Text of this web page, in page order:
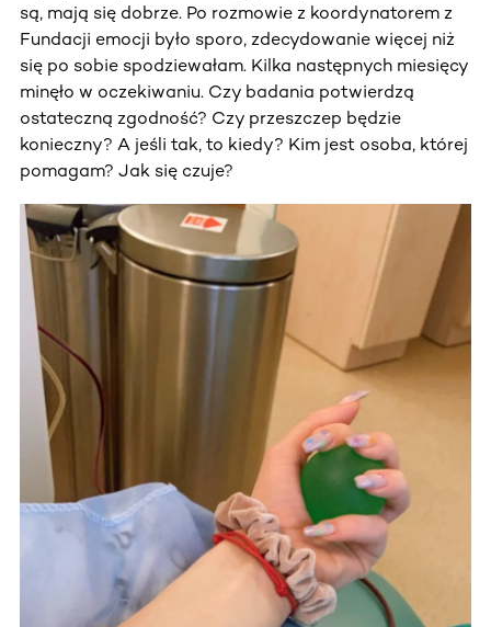
są, mają się dobrze. Po rozmowie z koordynatorem z
Fundacji emocji było sporo, zdecydowanie więcej niż
się po sobie spodziewałam. Kilka następnych miesięcy
minęło w oczekiwaniu. Czy badania potwierdzą
ostateczną zgodność? Czy przeszczep będzie
konieczny? A jeśli tak, to kiedy? Kim jest osoba, której
pomagam? Jak się czuje?